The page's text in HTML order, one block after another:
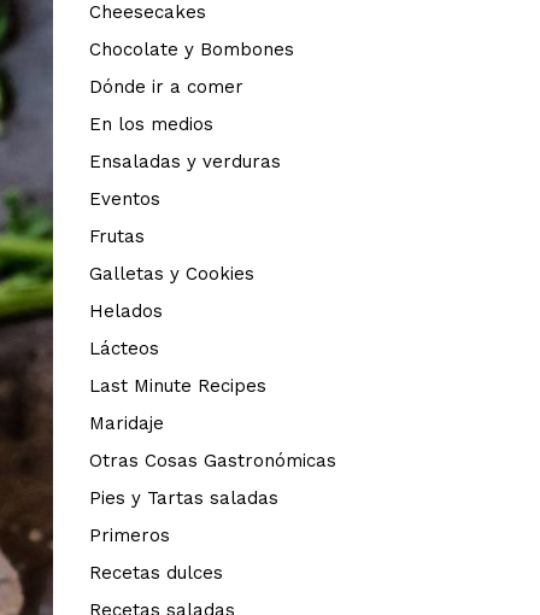
Cheesecakes
Chocolate y Bombones
Dónde ir a comer
En los medios
Ensaladas y verduras
Eventos
Frutas
Galletas y Cookies
Helados
Lácteos
Last Minute Recipes
Maridaje
Otras Cosas Gastronómicas
Pies y Tartas saladas
Primeros
Recetas dulces
Recetas saladas